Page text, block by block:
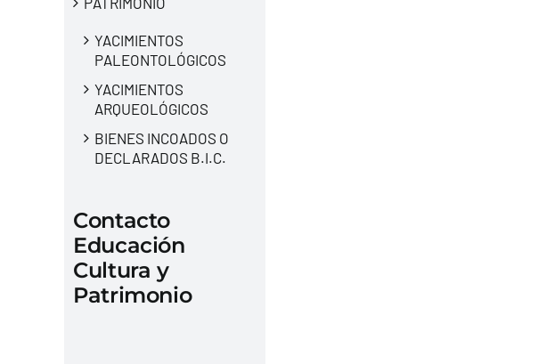
YACIMIENTOS
PALEONTOLÓGICOS
YACIMIENTOS
ARQUEOLÓGICOS
BIENES INCOADOS O
DECLARADOS B.I.C.
Contacto
Educación
Cultura y
Patrimonio